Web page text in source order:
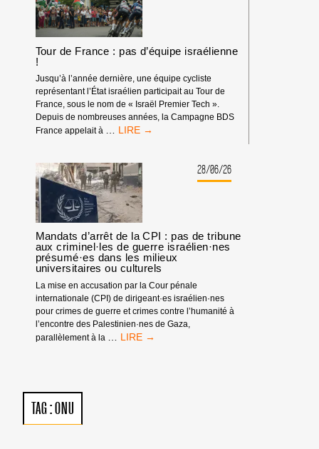
Tour de France : pas d’équipe israélienne
!
Jusqu’à l’année dernière, une équipe cycliste
représentant l’État israélien participait au Tour de
France, sous le nom de « Israël Premier Tech ».
Depuis de nombreuses années, la Campagne BDS
France appelait à … TOUR
:
PAS
D’ÉQUIPE
ISRAÉLIENNE
!
28/06/26
Mandats d’arrêt de la CPI : pas de tribune
aux criminel·les de guerre israélien·nes
présumé·es dans les milieux
universitaires ou culturels
La mise en accusation par la Cour pénale
internationale (CPI) de dirigeant·es israélien·nes
pour crimes de guerre et crimes contre l’humanité à
l’encontre des Palestinien·nes de Gaza,
parallèlement à la
MANDATS
TAG :ONU